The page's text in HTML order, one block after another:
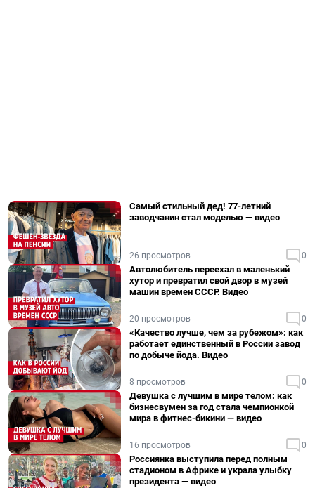
Самый стильный дед! 77-летний
заводчанин стал моделью — видео
26 просмотров 0
Автолюбитель переехал в маленький
хутор и превратил свой двор в музей
машин времен СССР. Видео
20 просмотров 0
«Качество лучше, чем за рубежом»: как
работает единственный в России завод
по добыче йода. Видео
8 просмотров 0
Девушка с лучшим в мире телом: как
бизнесвумен за год стала чемпионкой
мира в фитнес-бикини — видео
16 просмотров 0
Россиянка выступила перед полным
стадионом в Африке и украла улыбку
президента — видео